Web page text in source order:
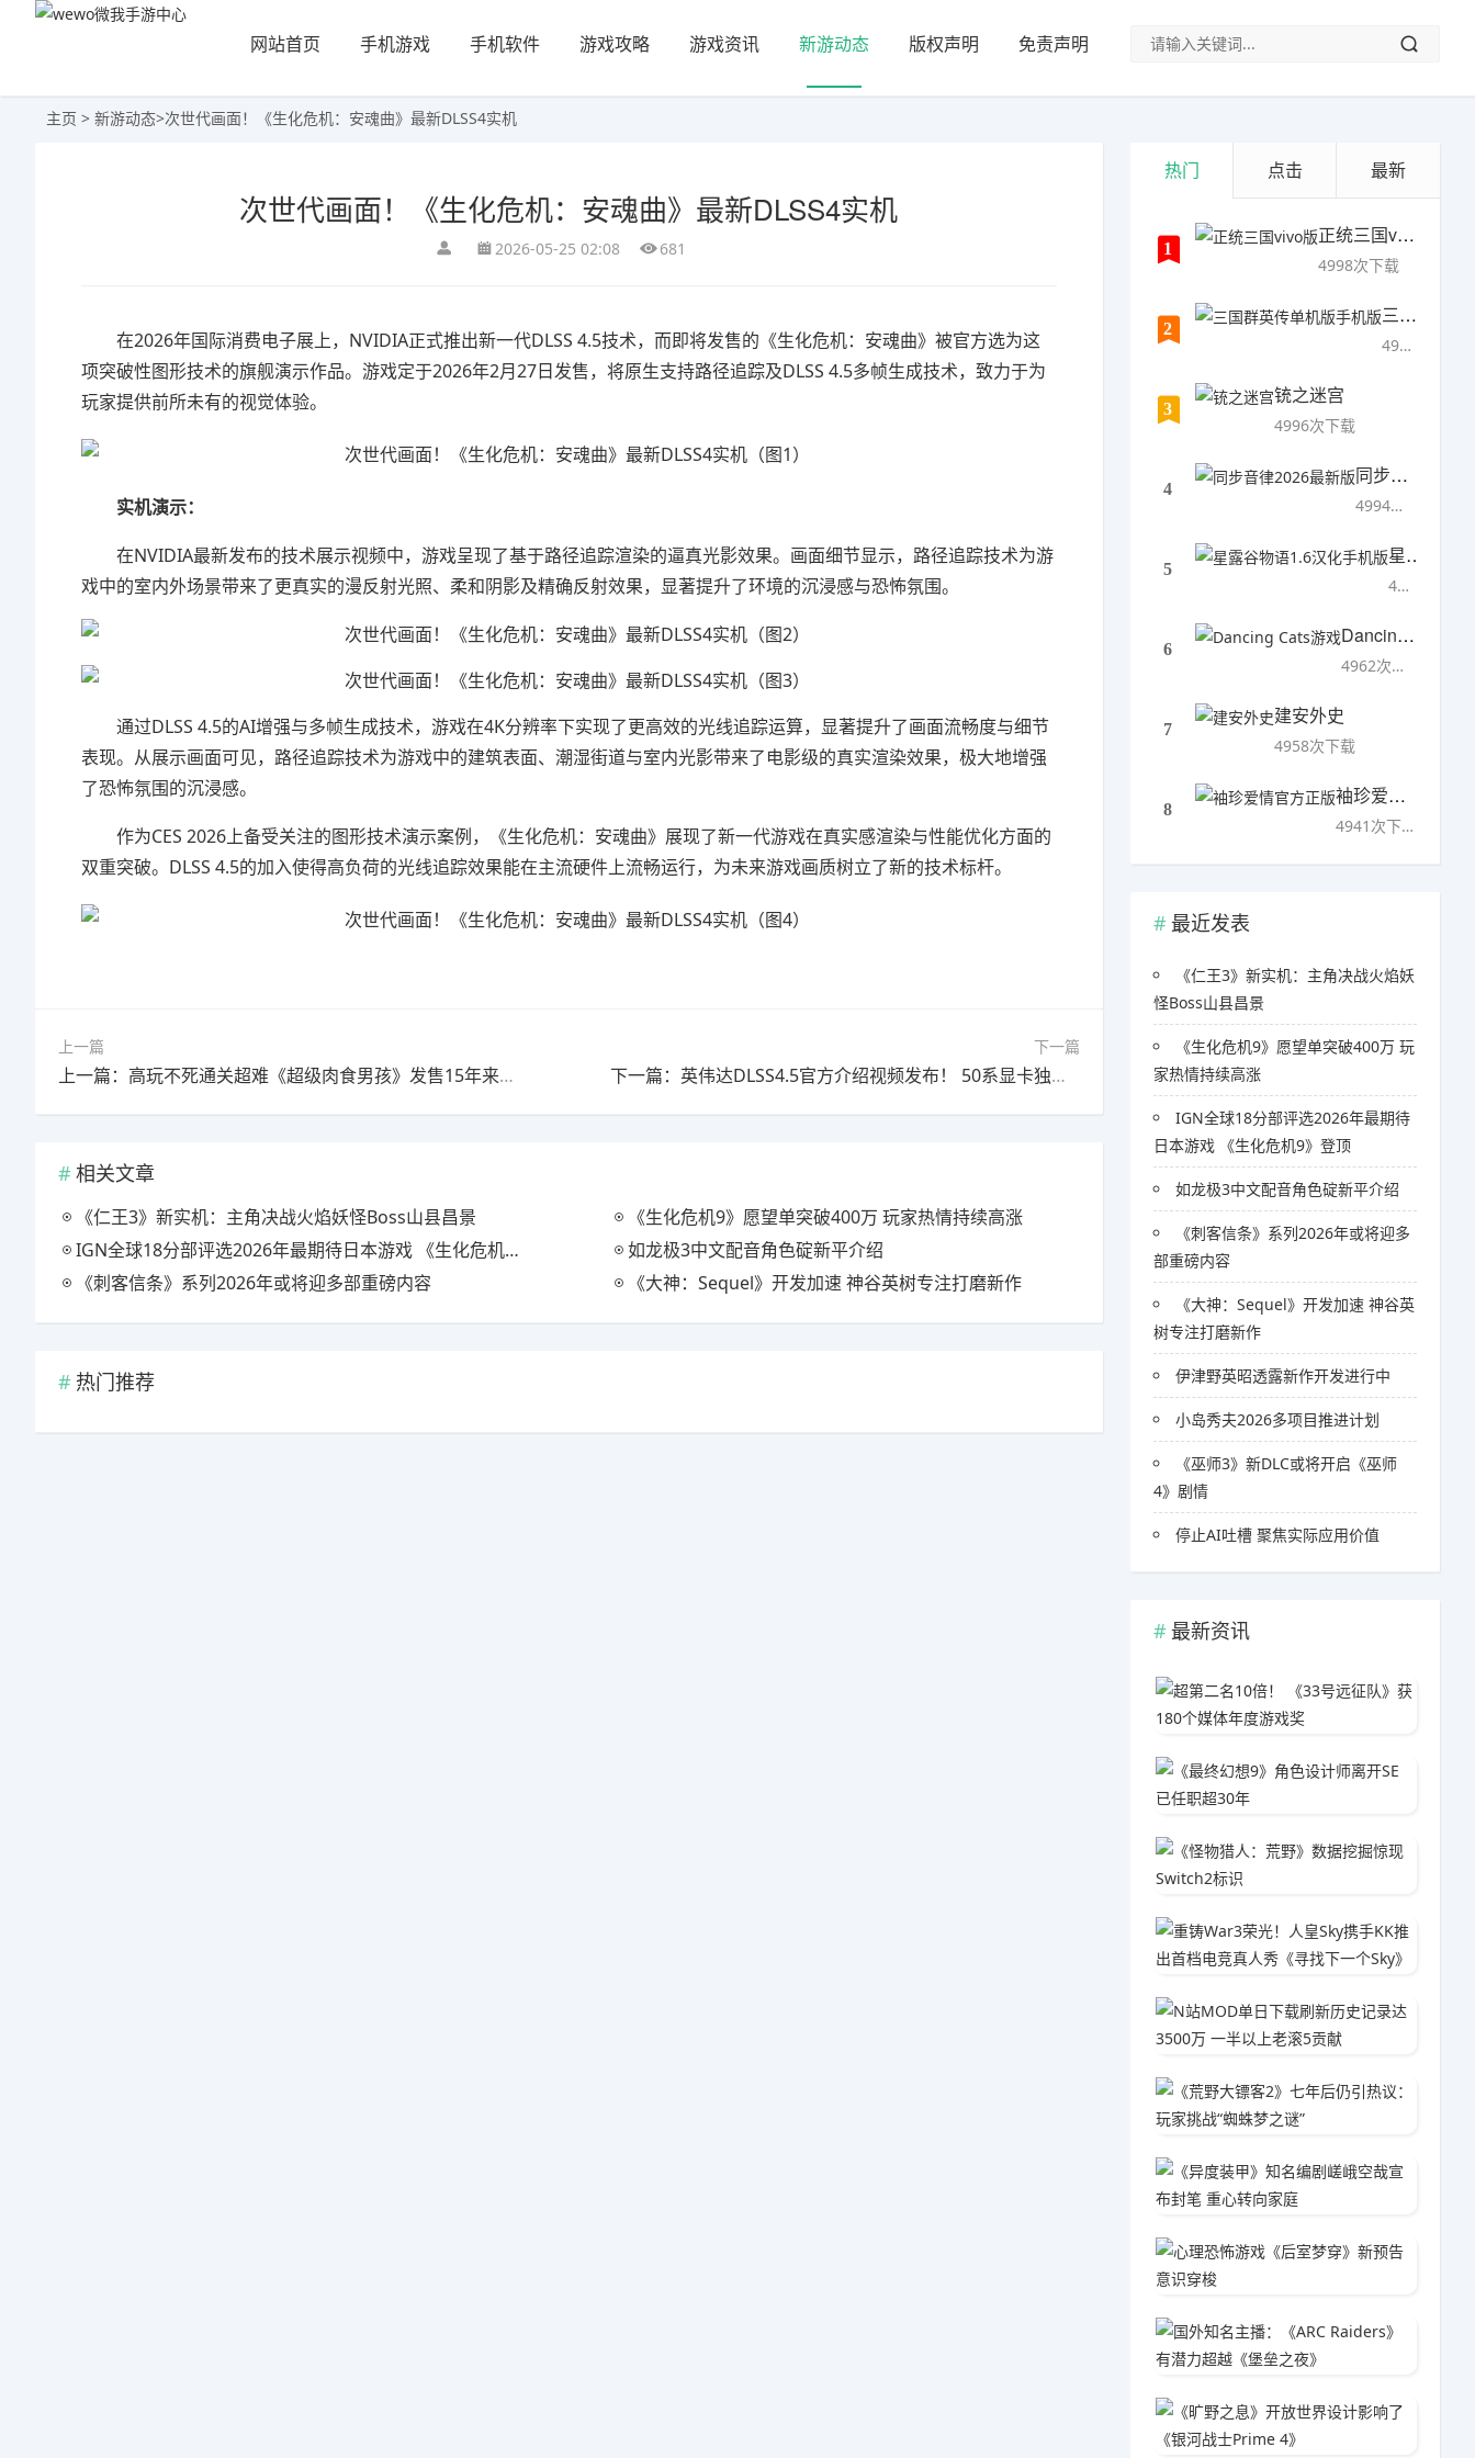
网站首页 手机游戏 手机软件 游戏攻略 游戏资讯 新游动态 版权声明 免责声明
主页 > 新游动态>次世代画面！《生化危机：安魂曲》最新DLSS4实机
次世代画面！《生化危机：安魂曲》最新DLSS4实机
2026-05-25 02:08 681
在2026年国际消费电子展上，NVIDIA正式推出新一代DLSS 4.5技术，而即将发售的《生化危机：安魂曲》被官方选为这
项突破性图形技术的旗舰演示作品。游戏定于2026年2月27日发售，将原生支持路径追踪及DLSS 4.5多帧生成技术，致力于为
玩家提供前所未有的视觉体验。
实机演示：
在NVIDIA最新发布的技术展示视频中，游戏呈现了基于路径追踪渲染的逼真光影效果。画面细节显示，路径追踪技术为游
戏中的室内外场景带来了更真实的漫反射光照、柔和阴影及精确反射效果，显著提升了环境的沉浸感与恐怖氛围。
通过DLSS 4.5的AI增强与多帧生成技术，游戏在4K分辨率下实现了更高效的光线追踪运算，显著提升了画面流畅度与细节
表现。从展示画面可见，路径追踪技术为游戏中的建筑表面、潮湿街道与室内光影带来了电影级的真实渲染效果，极大地增强
了恐怖氛围的沉浸感。
作为CES 2026上备受关注的图形技术演示案例，《生化危机：安魂曲》展现了新一代游戏在真实感渲染与性能优化方面的
双重突破。DLSS 4.5的加入使得高负荷的光线追踪效果能在主流硬件上流畅运行，为未来游戏画质树立了新的技术标杆。
上一篇
上一篇：高玩不死通关超难《超级肉食男孩》发售15年来首次突破
下一篇
下一篇：英伟达DLSS4.5官方介绍视频发布！ 50系显卡独占6倍帧生成
相关文章
《仁王3》新实机：主角决战火焰妖怪Boss山县昌景
《生化危机9》愿望单突破400万 玩家热情持续高涨
IGN全球18分部评选2026年最期待日本游戏 《生化危机9》登顶
如龙极3中文配音角色碇新平介绍
《刺客信条》系列2026年或将迎多部重磅内容
《大神：Sequel》开发加速 神谷英树专注打磨新作
热门推荐
热门 点击 最新
1
正统三国vivo版
4998次下载
2
三国群英传单机版手机版
4997次下载
3
铳之迷宫
4996次下载
4
同步音律2026最新版
4994次下载
5
星露谷物语1.6汉化手机版
4993次下载
6
Dancing Cats游戏
4962次下载
7
建安外史
4958次下载
8
袖珍爱情官方正版
4941次下载
最近发表
《仁王3》新实机：主角决战火焰妖
怪Boss山县昌景
《生化危机9》愿望单突破400万 玩
家热情持续高涨
IGN全球18分部评选2026年最期待
日本游戏 《生化危机9》登顶
如龙极3中文配音角色碇新平介绍
《刺客信条》系列2026年或将迎多
部重磅内容
《大神：Sequel》开发加速 神谷英
树专注打磨新作
伊津野英昭透露新作开发进行中
小岛秀夫2026多项目推进计划
《巫师3》新DLC或将开启《巫师
4》剧情
停止AI吐槽 聚焦实际应用价值
最新资讯